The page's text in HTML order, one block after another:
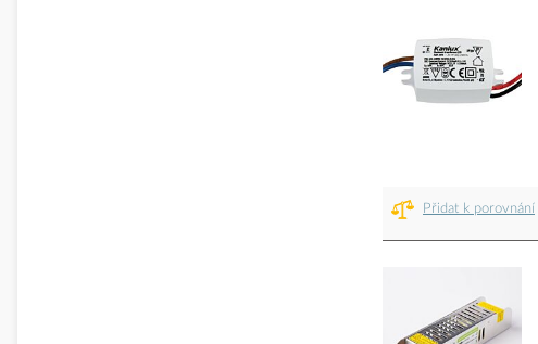
Přidat k porovnání